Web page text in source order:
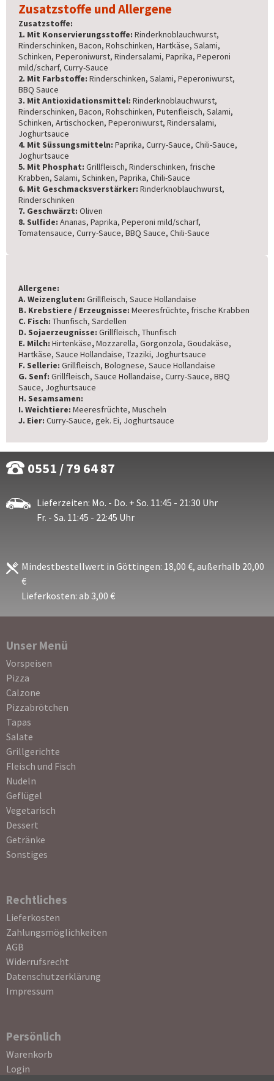
Zusatzstoffe und Allergene
Zusatzstoffe:
1. Mit Konservierungsstoffe: Rinderknoblauchwurst,
Rinderschinken, Bacon, Rohschinken, Hartkäse, Salami,
Schinken, Peperoniwurst, Rindersalami, Paprika, Peperoni
mild/scharf, Curry-Sauce
2. Mit Farbstoffe: Rinderschinken, Salami, Peperoniwurst,
BBQ Sauce
3. Mit Antioxidationsmittel: Rinderknoblauchwurst,
Rinderschinken, Bacon, Rohschinken, Putenfleisch, Salami,
Schinken, Artischocken, Peperoniwurst, Rindersalami,
Joghurtsauce
4. Mit Süssungsmitteln: Paprika, Curry-Sauce, Chili-Sauce,
Joghurtsauce
5. Mit Phosphat: Grillfleisch, Rinderschinken, frische
Krabben, Salami, Schinken, Paprika, Chili-Sauce
6. Mit Geschmacksverstärker: Rinderknoblauchwurst,
Rinderschinken
7. Geschwärzt: Oliven
8. Sulfide: Ananas, Paprika, Peperoni mild/scharf,
Tomatensauce, Curry-Sauce, BBQ Sauce, Chili-Sauce
Allergene:
A. Weizengluten: Grillfleisch, Sauce Hollandaise
B. Krebstiere / Erzeugnisse: Meeresfrüchte, frische Krabben
C. Fisch: Thunfisch, Sardellen
D. Sojaerzeugnisse: Grillfleisch, Thunfisch
E. Milch: Hirtenkäse,Mozzarella, Gorgonzola, Goudakäse,
Hartkäse, Sauce Hollandaise, Tzaziki, Joghurtsauce
F. Sellerie: Grillfleisch, Bolognese, Sauce Hollandaise
G. Senf: Grillfleisch, Sauce Hollandaise, Curry-Sauce, BBQ
Sauce, Joghurtsauce
H. Sesamsamen:
I. Weichtiere: Meeresfrüchte, Muscheln
J. Eier: Curry-Sauce, gek. Ei, Joghurtsauce
0551 / 79 64 87
Lieferzeiten: Mo. - Do. + So. 11:45 - 21:30 Uhr
Fr. - Sa. 11:45 - 22:45 Uhr
Mindestbestellwert in Göttingen: 18,00 €, außerhalb 20,00
€
Lieferkosten: ab 3,00 €
Unser Menü
Navigation
überspringen
Vorspeisen
Pizza
Calzone
Pizzabrötchen
Tapas
Salate
Grillgerichte
Fleisch und Fisch
Nudeln
Geflügel
Vegetarisch
Dessert
Getränke
Sonstiges
Rechtliches
Navigation
überspringen
Lieferkosten
Zahlungsmöglichkeiten
AGB
Widerrufsrecht
Datenschutzerklärung
Impressum
Persönlich
Navigation
überspringen
Warenkorb
Login